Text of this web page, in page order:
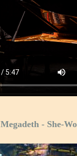
Megadeth - She-